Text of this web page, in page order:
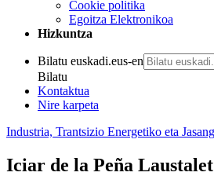
Cookie politika
Egoitza Elektronikoa
Hizkuntza
Bilatu euskadi.eus-en
Bilatu
Kontaktua
Nire karpeta
Industria, Trantsizio Energetiko eta
Iciar de la Peña Laustalet